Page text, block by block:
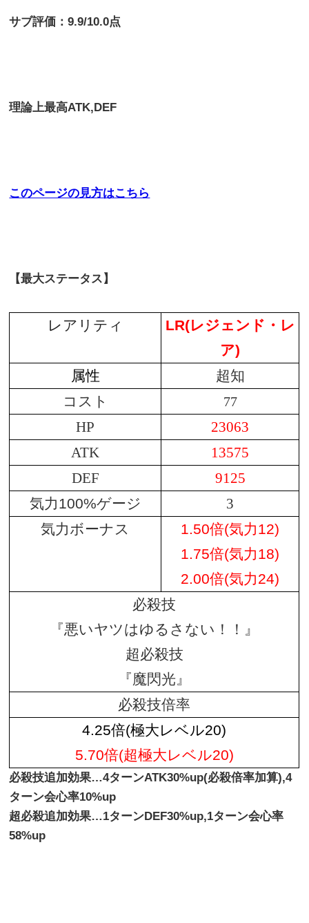
サブ評価：9.9/10.0点
理論上最高ATK,DEF
このページの見方はこちら
【最大ステータス】
レアリティ LR(レジェンド・レ
ア)
属性
超知
コスト
77
HP
23063
ATK
13575
DEF
9125
気力100%ゲージ
3
気力ボーナス
1.50倍(気力12)
1.75倍(気力18)
2.00倍(気力24)
必殺技
『悪いヤツはゆるさない！！』
超必殺技
『魔閃光』
必殺技倍率
4.25倍(極大レベル20)
5.70倍(超極大レベル20)
必殺技追加効果…4ターンATK30%up(必殺倍率加算),4
ターン会心率10%up
超必殺追加効果…1ターンDEF30%up,1ターン会心率
58%up